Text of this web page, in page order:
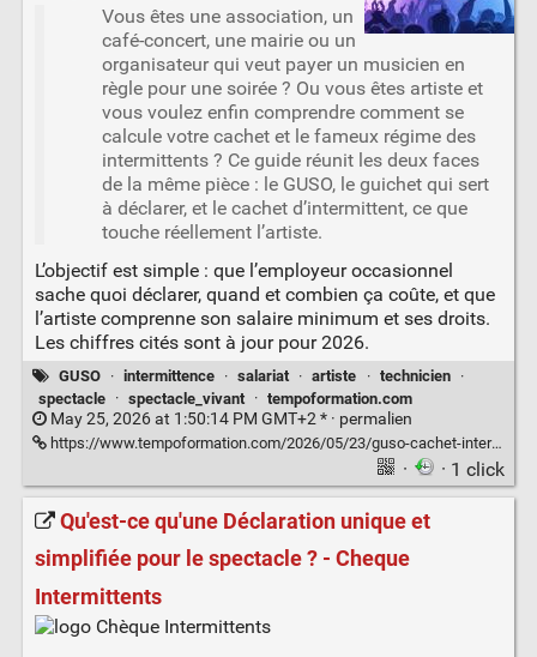
Vous êtes une association, un
café-concert, une mairie ou un
organisateur qui veut payer un musicien en
règle pour une soirée ? Ou vous êtes artiste et
vous voulez enfin comprendre comment se
calcule votre cachet et le fameux régime des
intermittents ? Ce guide réunit les deux faces
de la même pièce : le GUSO, le guichet qui sert
à déclarer, et le cachet d’intermittent, ce que
touche réellement l’artiste.
L’objectif est simple : que l’employeur occasionnel
sache quoi déclarer, quand et combien ça coûte, et que
l’artiste comprenne son salaire minimum et ses droits.
Les chiffres cités sont à jour pour 2026.
GUSO · intermittence · salariat · artiste · technicien
·
spectacle
· spectacle_vivant · tempoformation.com
May 25, 2026 at 1:50:14 PM GMT+2 * · permalien
https://www.tempoformation.com/2026/05/23/guso-cachet-intermittent-spectacle-guide-2026/
· · 1 click
Qu'est-ce qu'une Déclaration unique et
simplifiée pour le spectacle ? - Cheque
Intermittents